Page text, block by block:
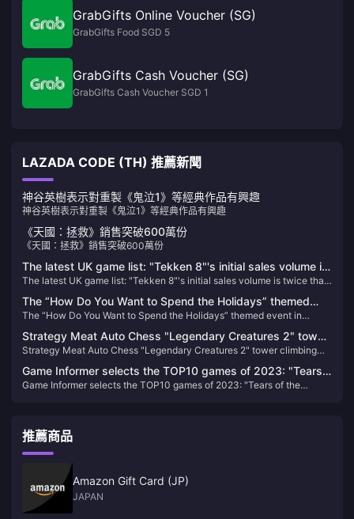
GrabGifts Online Voucher (SG)
GrabGifts Food SGD 5
GrabGifts Cash Voucher (SG)
GrabGifts Cash Voucher SGD 1
LAZADA CODE (TH) 推薦新聞
神谷英樹表示對重製《鬼泣1》等經典作品有興趣
神谷英樹表示對重製《鬼泣1》等經典作品有興趣
《天國：拯救》銷售突破600萬份
《天國：拯救》銷售突破600萬份
The latest UK game list: "Tekken 8"'s initial sales volume is
twice that of "Street Fighter 6"
The latest UK game list: "Tekken 8"'s initial sales volume is twice that
The “How Do You Want to Spend the Holidays” themed
event in “Sprawl 3” will be held on January 13 next year
The “How Do You Want to Spend the Holidays” themed event in
Strategy Meat Auto Chess "Legendary Creatures 2" tower
climbing mode is online, with a 25% off historical low price
promotion
Strategy Meat Auto Chess "Legendary Creatures 2" tower climbing
Game Informer selects the TOP10 games of 2023: "Tears
of the Kingdom" wins the best of the year
Game Informer selects the TOP10 games of 2023: "Tears of the
推薦商品
Amazon Gift Card (JP)
JAPAN